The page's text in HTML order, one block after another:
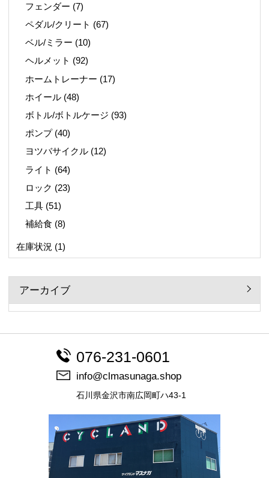
フェンダー (7)
ペダル/クリート (67)
ベル/ミラー (10)
ヘルメット (92)
ホームトレーナー (17)
ホイール (48)
ボトル/ボトルケージ (93)
ポンプ(40)
ヨツバサイクル (12)
ライト (64)
ロック (23)
工具 (51)
補給食 (8)
在庫状況 (1)
アーカイブ
076-231-0601
info@clmasunaga.shop
石川県金沢市南広岡町ハ43-1